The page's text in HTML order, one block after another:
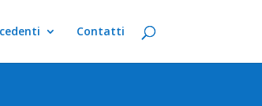
Contatti